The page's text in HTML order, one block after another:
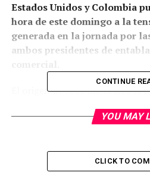
Estados Unidos y Colombia
hora de este domingo a la
generada en la jornada por
ambos presidentes de
El origen de todo había sido la
colombianos deportados desde
condiciones del presidente
aceptación sin restricciones de
CONTINUE
YOU MAY
CLICK TO